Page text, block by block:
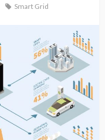
Smart Grid